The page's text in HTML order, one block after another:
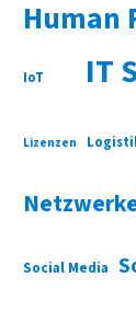
Human
IoT IT
Lizenzen
Social Media